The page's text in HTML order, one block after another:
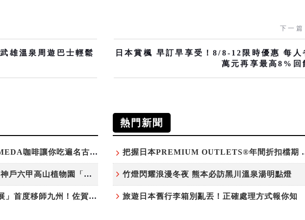
雄溫泉周遊巴士輕鬆
下一篇
日本賞楓 早訂早享受！8/8-12限時優惠 每人
萬元再享最高8%回
台灣吃不到！和風版KOMEDA咖啡讓你吃遍名古屋在地美食
稀有「飛天白鷺」綻放！神戶六甲高山植物園「鷺草」珍貴現身
220萬人次朝聖「吉卜力展」首度移師九州！佐賀站早鳥平日套票8/10搶先開賣
熱門新聞
把握日本
竹燈閃耀浪漫冬夜 熊本必訪黑川溫泉湯明點燈
旅遊日本舊行李箱別亂丟！正確處理方式報你知